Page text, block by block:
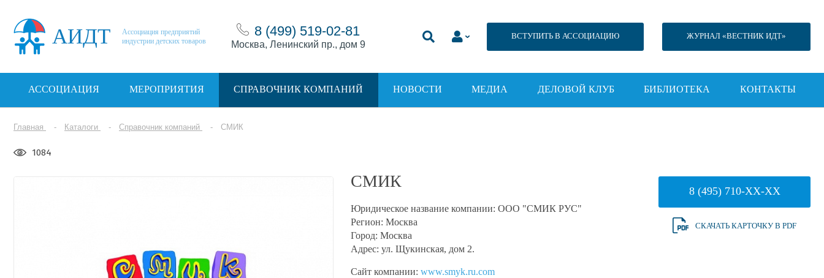
АИДТ
Ассоциация предприятий
индустрии детских товаров
8 (499) 519-02-81
Москва, Ленинский пр., дом 9
ВСТУПИТЬ В АССОЦИАЦИЮ ЖУРНАЛ «ВЕСТНИК ИДТ»
АССОЦИАЦИЯ МЕРОПРИЯТИЯ СПРАВОЧНИК КОМПАНИЙ НОВОСТИ МЕДИА ДЕЛОВОЙ КЛУБ БИБЛИОТЕКА КОНТАКТЫ
Главная Каталоги Справочник компаний СМИК
1084
СМИК
Юридическое название компании: ООО "СМИК РУС"
Регион: Москва
Город: Москва
Адрес: ул. Щукинская, дом 2.
Сайт компании: www.smyk.ru.com
8 (495) 710-XX-XX
СКАЧАТЬ КАРТОЧКУ В PDF